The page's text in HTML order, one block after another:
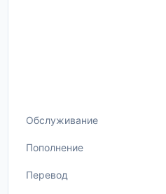
Обслуживание
Пополнение
Перевод